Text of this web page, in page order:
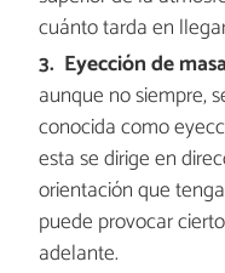
cuánto tarda en
Eyección de
aunque no siempre,
conocida como
esta se dirige en
orientación que
puede provocar
adelante.